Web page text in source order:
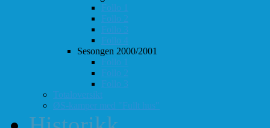
Follo 1
Follo 2
Follo 3
Follo 4
Sesongen 2000/2001
Follo 1
Follo 2
Follo 3
Totaloversikt
ØS-kamper med "Fullt hus"